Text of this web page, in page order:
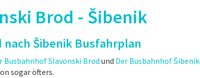
Brod - Šibenik
nach Šibenik Busfahrplan
Busbahnhof Slavonski Brod und Der Busbahnhof Šibenik
sogar öfters.